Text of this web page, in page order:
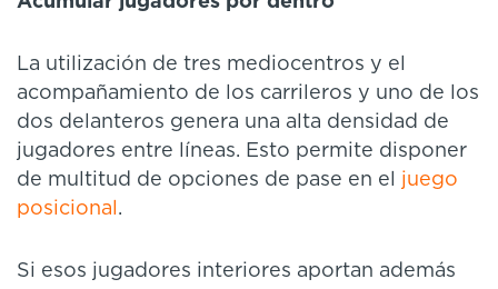
La utilización de tres mediocentros y el
acompañamiento de los carrileros y uno de los
dos delanteros genera una alta densidad de
jugadores entre líneas. Esto permite disponer
de multitud de opciones de pase en el
juego
posicional .
Si esos jugadores interiores aportan además